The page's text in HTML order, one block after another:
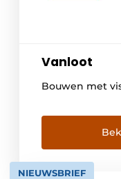
Vanloot
Bouwen met
NIEUWSBRIEF